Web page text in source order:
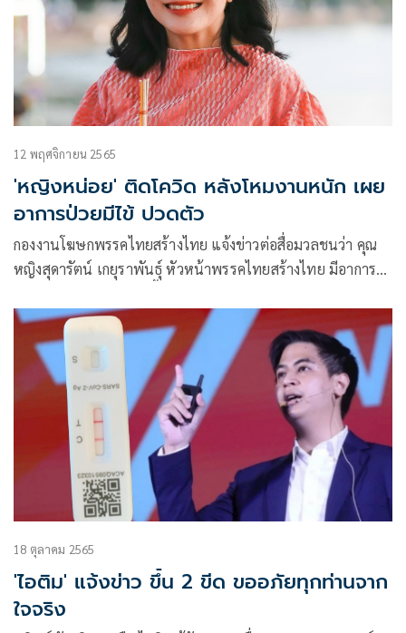
12 พฤศจิกายน 2565
'หญิงหน่อย' ติดโควิด หลังโหมงานหนัก เผย
อาการป่วยมีไข้ ปวดตัว
กองงานโฆษกพรรคไทยสร้างไทย แจ้งข่าวต่อสื่อมวลชนว่า คุณ
หญิงสุดารัตน์ เกยุราพันธุ์ หัวหน้าพรรคไทยสร้างไทย มีอาการ
ซึ่งคาดว่าจะได้รับเชื้อจากการลุยทำงานหนัก โดยเฉพาะการออก
ให้กำลังใจและช่วยเหลือพี่น้องประชาชนที่ประสบอุทกภัย
18 ตุลาคม 2565
'ไอติม' แจ้งข่าว ขึ้น 2 ขีด ขออภัยทุกท่านจาก
ใจจริง